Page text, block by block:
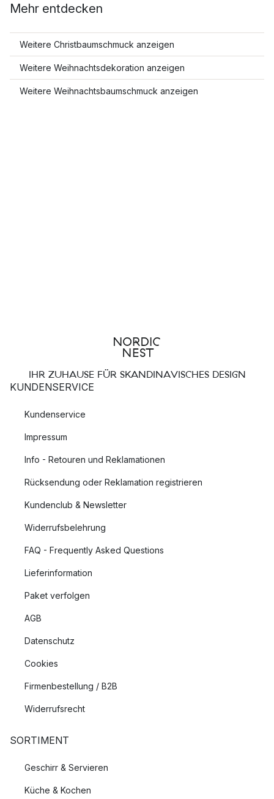
Mehr entdecken
Weitere Christbaumschmuck anzeigen
Weitere Weihnachtsdekoration anzeigen
Weitere Weihnachtsbaumschmuck anzeigen
IHR ZUHAUSE FÜR SKANDINAVISCHES DESIGN
KUNDENSERVICE
Kundenservice
Impressum
Info - Retouren und Reklamationen
Rücksendung oder Reklamation registrieren
Kundenclub & Newsletter
Widerrufsbelehrung
FAQ - Frequently Asked Questions
Lieferinformation
Paket verfolgen
AGB
Datenschutz
Cookies
Firmenbestellung / B2B
Widerrufsrecht
SORTIMENT
Geschirr & Servieren
Küche & Kochen